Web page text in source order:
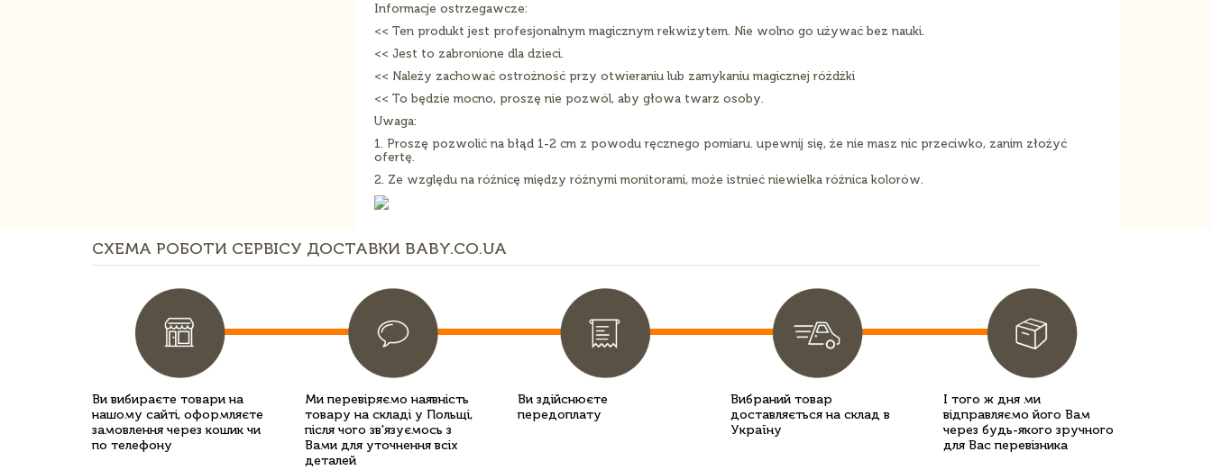
Informacje ostrzegawcze:
<< Ten produkt jest profesjonalnym magicznym rekwizytem. Nie wolno go używać bez nauki.
<< Jest to zabronione dla dzieci.
<< Należy zachować ostrożność przy otwieraniu lub zamykaniu magicznej różdżki
<< To będzie mocno, proszę nie pozwól, aby głowa twarz osoby.
Uwaga:
1. Proszę pozwolić na błąd 1-2 cm z powodu ręcznego pomiaru. upewnij się, że nie masz nic przeciwko, zanim złożyć
ofertę.
2. Ze względu na różnicę między różnymi monitorami, może istnieć niewielka różnica kolorów.
СХЕМА РОБОТИ СЕРВІСУ ДОСТАВКИ BABY.CO.UA
Ви вибираєте товари на
нашому сайті, оформляєте
замовлення через кошик чи
по телефону
Ми перевіряємо наявність
товару на складі у Польщі,
після чого зв'язуємось з
Вами для уточнення всіх
деталей
Ви здійснюєте
передоплату
Вибраний товар
доставляється на склад в
Україну
І того ж дня ми
відправляємо його Вам
через будь-якого зручного
для Вас перевізника